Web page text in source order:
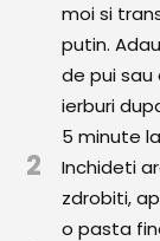
Salate
Sandwichuri
Supe și
Rețete
moi si
putin.
de pui
ierburi
5 minute
2
Inchideti
zdrobiti,
o pasta